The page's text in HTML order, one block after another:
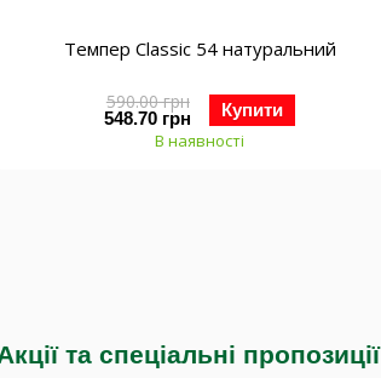
та спеціальні пропозиції
Темпер Classic 54 натуральний
590.00 грн
548.70 грн Купити
В наявності